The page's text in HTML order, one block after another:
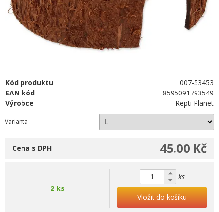
Kód produktu
007-53453
EAN kód
8595091793549
Výrobce
Repti Planet
Varianta
45.00 Kč
Cena s DPH
2 ks
ks
Vložit do košíku